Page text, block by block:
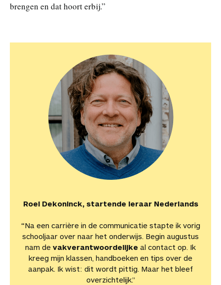
brengen en dat hoort erbij.”
Roel Dekoninck, startende leraar Nederlands
“Na een carrière in de communicatie stapte ik vorig
schooljaar over naar het onderwijs. Begin augustus
nam de vakverantwoordelijke al contact op. Ik
kreeg mijn klassen, handboeken en tips over de
aanpak. Ik wist: dit wordt pittig. Maar het bleef
overzichtelijk.”